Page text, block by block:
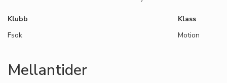
Klubb
Fsok
Klass
Motion
Mellantider